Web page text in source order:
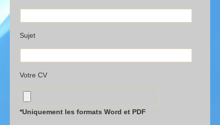
Sujet
Votre CV
*Uniquement les formats Word et PDF